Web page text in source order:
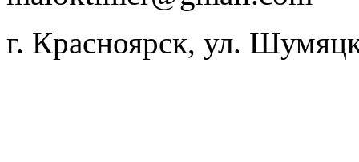
г. Красноярск, ул.